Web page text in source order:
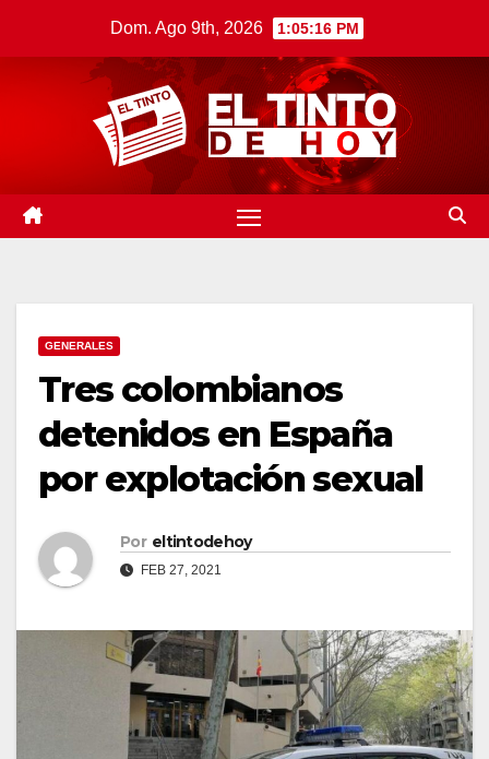
Dom. Ago 9th, 2026 1:05:17 PM
GENERALES
Tres colombianos
detenidos en España
por explotación sexual
Por eltintodehoy
FEB 27, 2021